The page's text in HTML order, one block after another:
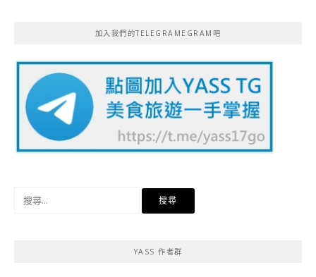
加入我們的TELEGRAMEGRAM吧
YASS 作者群